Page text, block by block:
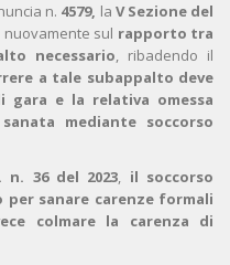
n. 4579, la V Sezione del
sul rapporto tra
necessario, ribadendo il
a tale subappalto deve
gara e la relativa omessa
mediante soccorso
n. 36 del 2023, il soccorso
sanare carenze formali
colmare la carenza di